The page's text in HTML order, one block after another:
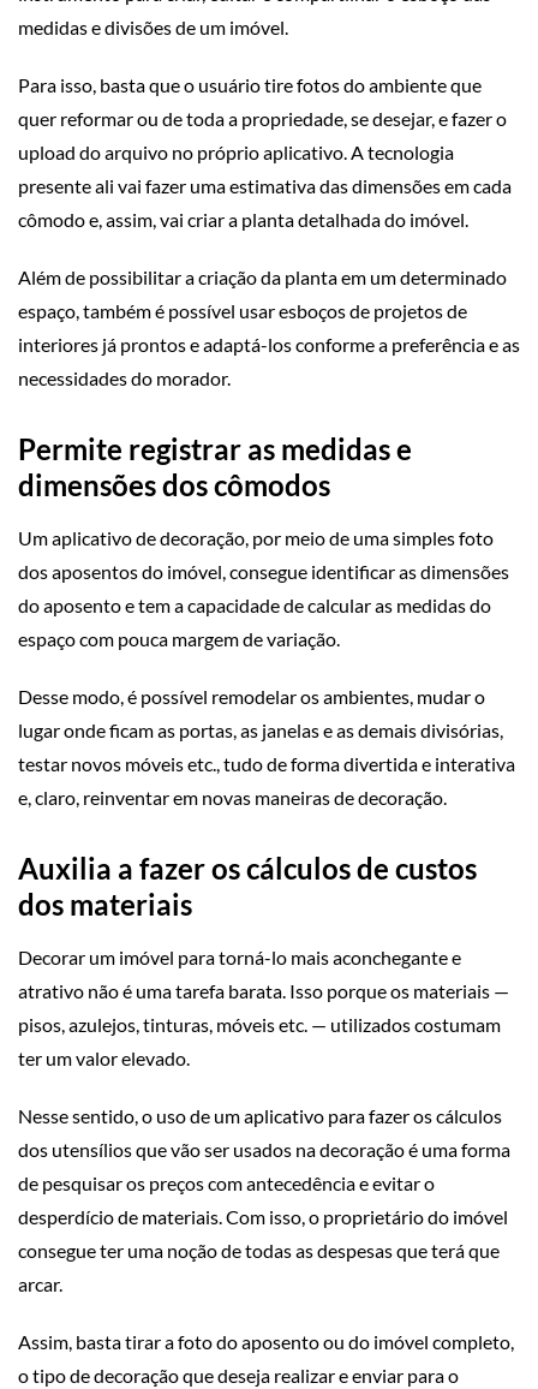
medidas e divisões de um imóvel.
Para isso, basta que o usuário tire fotos do ambiente que
quer reformar ou de toda a propriedade, se desejar, e fazer o
upload do arquivo no próprio aplicativo. A tecnologia
presente ali vai fazer uma estimativa das dimensões em cada
cômodo e, assim, vai criar a planta detalhada do imóvel.
Além de possibilitar a criação da planta em um determinado
espaço, também é possível usar esboços de projetos de
interiores já prontos e adaptá-los conforme a preferência e as
necessidades do morador.
Permite registrar as medidas e
dimensões dos cômodos
Um aplicativo de decoração, por meio de uma simples foto
dos aposentos do imóvel, consegue identificar as dimensões
do aposento e tem a capacidade de calcular as medidas do
espaço com pouca margem de variação.
Desse modo, é possível remodelar os ambientes, mudar o
lugar onde ficam as portas, as janelas e as demais divisórias,
testar novos móveis etc., tudo de forma divertida e interativa
e, claro, reinventar em novas maneiras de decoração.
Auxilia a fazer os cálculos de custos
dos materiais
Decorar um imóvel para torná-lo mais aconchegante e
atrativo não é uma tarefa barata. Isso porque os materiais —
pisos, azulejos, tinturas, móveis etc. — utilizados costumam
ter um valor elevado.
Nesse sentido, o uso de um aplicativo para fazer os cálculos
dos utensílios que vão ser usados na decoração é uma forma
de pesquisar os preços com antecedência e evitar o
desperdício de materiais. Com isso, o proprietário do imóvel
consegue ter uma noção de todas as despesas que terá que
arcar.
Assim, basta tirar a foto do aposento ou do imóvel completo,
o tipo de decoração que deseja realizar e enviar para o